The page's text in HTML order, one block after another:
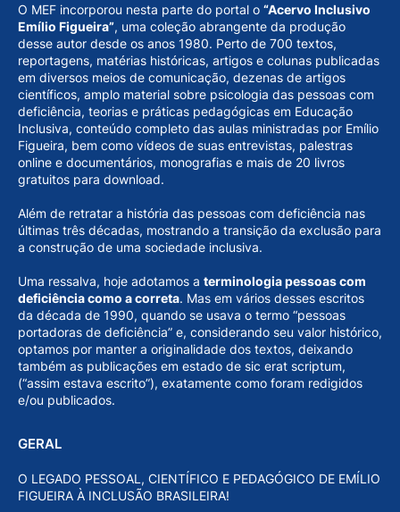
O MEF incorporou nesta parte do portal o “Acervo Inclusivo
Emílio Figueira”, uma coleção abrangente da produção
desse autor desde os anos 1980. Perto de 700 textos,
reportagens, matérias históricas, artigos e colunas publicadas
em diversos meios de comunicação, dezenas de artigos
científicos, amplo material sobre psicologia das pessoas com
deficiência, teorias e práticas pedagógicas em Educação
Inclusiva, conteúdo completo das aulas ministradas por Emílio
Figueira, bem como vídeos de suas entrevistas, palestras
online e documentários, monografias e mais de 20 livros
gratuitos para download.
Além de retratar a história das pessoas com deficiência nas
últimas três décadas, mostrando a transição da exclusão para
a construção de uma sociedade inclusiva.
Uma ressalva, hoje adotamos a terminologia pessoas com
deficiência como a correta. Mas em vários desses escritos
da década de 1990, quando se usava o termo “pessoas
portadoras de deficiência” e, considerando seu valor histórico,
optamos por manter a originalidade dos textos, deixando
também as publicações em estado de sic erat scriptum,
(“assim estava escrito”), exatamente como foram redigidos
e/ou publicados.
GERAL
O LEGADO PESSOAL, CIENTÍFICO E PEDAGÓGICO DE EMÍLIO
FIGUEIRA À INCLUSÃO BRASILEIRA!